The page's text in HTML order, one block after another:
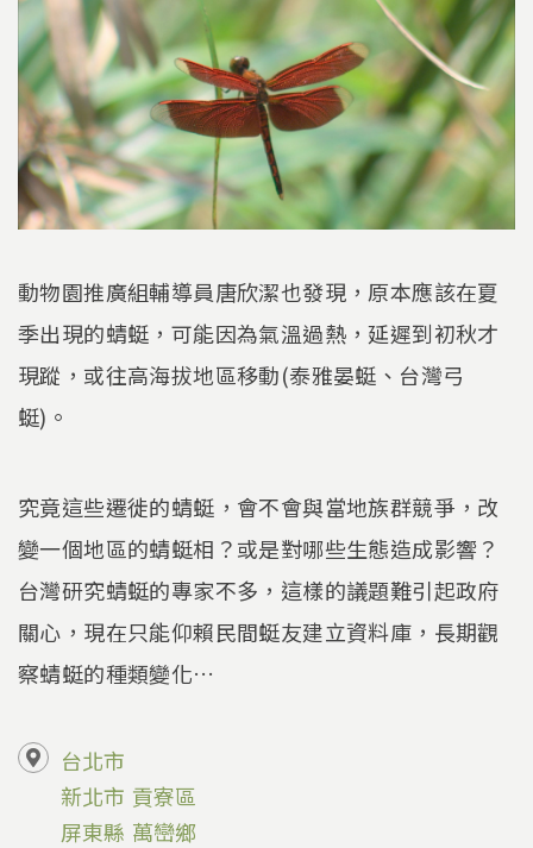
動物園推廣組輔導員唐欣潔也發現，原本應該在夏
季出現的蜻蜓，可能因為氣溫過熱，延遲到初秋才
現蹤，或往高海拔地區移動(泰雅晏蜓、台灣弓
蜓)。
究竟這些遷徙的蜻蜓，會不會與當地族群競爭，改
變一個地區的蜻蜓相？或是對哪些生態造成影響？
台灣研究蜻蜓的專家不多，這樣的議題難引起政府
關心，現在只能仰賴民間蜓友建立資料庫，長期觀
察蜻蜓的種類變化…
台北市
新北市 貢寮區
屏東縣 萬巒鄉